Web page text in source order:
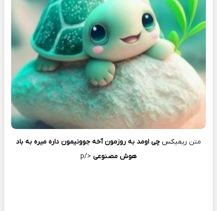
متن ریمیکس چی اومد به روزمون آخه جوونیمون داره میره به باد
هوش مصنوعی </p